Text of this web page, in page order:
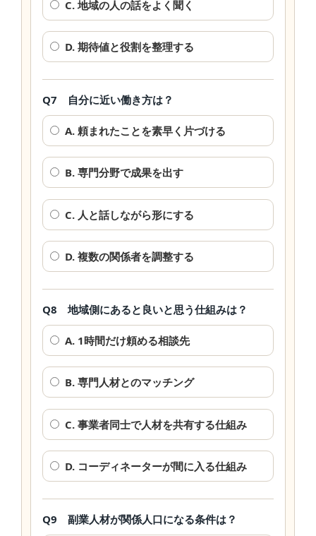
C. 地域の人の話をよく聞く
D. 期待値と役割を整理する
Q7 自分に近い働き方は？
A. 頼まれたことを素早く片づける
B. 専門分野で成果を出す
C. 人と話しながら形にする
D. 複数の関係者を調整する
Q8 地域側にあると良いと思う仕組みは？
A. 1時間だけ頼める相談先
B. 専門人材とのマッチング
C. 事業者同士で人材を共有する仕組み
D. コーディネーターが間に入る仕組み
Q9 副業人材が関係人口になる条件は？